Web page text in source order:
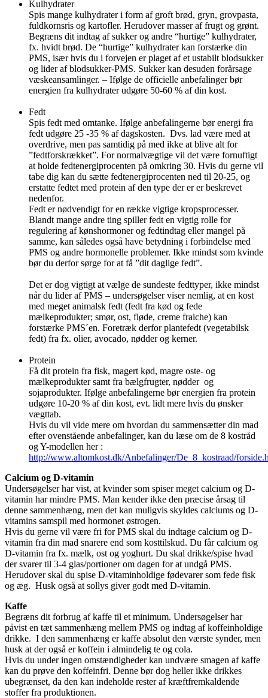
Kulhydrater
Spis mange kulhydrater i form af groft brød, gryn, grovpasta,
fuldkornsris og kartofler. Herudover masser af frugt og grønt.
Begræns dit indtag af sukker og andre “hurtige” kulhydrater,
fx. hvidt brød. De “hurtige” kulhydrater kan forstærke din
PMS, især hvis du i forvejen er plaget af et ustabilt blodsukker
og lider af blodsukker-PMS. Sukker kan desuden forårsage
væskeansamlinger. – Ifølge de officielle anbefalinger bør
energien fra kulhydrater udgøre 50-60 % af din kost.
Fedt
Spis fedt med omtanke. Ifølge anbefalingerne bør energi fra
fedt udgøre 25 -35 % af dagskosten. Dvs. lad være med at
overdrive, men pas samtidig på med ikke at blive alt for
”fedtforskrækket”. For normalvægtige vil det være fornuftigt
at holde fedtenergiprocenten på omkring 30. Hvis du gerne vil
tabe dig kan du sætte fedtenergiprocenten ned til 20-25, og
erstatte fedtet med protein af den type der er er beskrevet
nedenfor.
Fedt er nødvendigt for en række vigtige kropsprocesser.
Blandt mange andre ting spiller fedt en vigtig rolle for
regulering af kønshormoner og fedtindtag eller mangel på
samme, kan således også have betydning i forbindelse med
PMS og andre hormonelle problemer. Ikke mindst som kvinde
bør du derfor sørge for at få ”dit daglige fedt”.
Det er dog vigtigt at vælge de sundeste fedttyper, ikke mindst
når du lider af PMS – undersøgelser viser nemlig, at en kost
med meget animalsk fedt (fedt fra kød og fede
mælkeprodukter; smør, ost, fløde, creme fraiche) kan
forstærke PMS´en. Foretræk derfor plantefedt (vegetabilsk
fedt) fra fx. olier, avocado, nødder og kerner.
Protein
Få dit protein fra fisk, magert kød, magre oste- og
mælkeprodukter samt fra bælgfrugter, nødder og
sojaprodukter. Ifølge anbefalingerne bør energien fra protein
udgøre 10-20 % af din kost, evt. lidt mere hvis du ønsker
vægttab.
Hvis du vil vide mere om hvordan du sammensætter din mad
efter ovenstående anbefalinger, kan du læse om de 8 kostråd
og Y-modellen her :
http://www.altomkost.dk/Anbefalinger/De_8_kostraad/
Calcium og D-vitamin
Undersøgelser har vist, at kvinder som spiser meget calcium og D-
vitamin har mindre PMS. Man kender ikke den præcise årsag til
denne sammenhæng, men det kan muligvis skyldes calciums og D-
vitamins samspil med hormonet østrogen.
Hvis du gerne vil være fri for PMS skal du indtage calcium og D-
vitamin fra din mad snarere end som kosttilskud. Du får calcium og
D-vitamin fra fx. mælk, ost og yoghurt. Du skal drikke/spise hvad
der svarer til 3-4 glas/portioner om dagen for at undgå PMS.
Herudover skal du spise D-vitaminholdige fødevarer som fede fisk
og æg. Husk også at sollys giver godt med D-vitamin.
Kaffe
Begræns dit forbrug af kaffe til et minimum. Undersøgelser har
påvist en tæt sammenhæng mellem PMS og indtag af koffeinholdige
drikke. I den sammenhæng er kaffe absolut den værste synder, men
husk at der også er koffein i almindelig te og cola.
Hvis du under ingen omstændigheder kan undvære smagen af kaffe
kan du prøve den koffeinfri. Denne bør dog heller ikke drikkes
ubegrænset, da den kan indeholde rester af kræftfremkaldende
stoffer fra produktionen.